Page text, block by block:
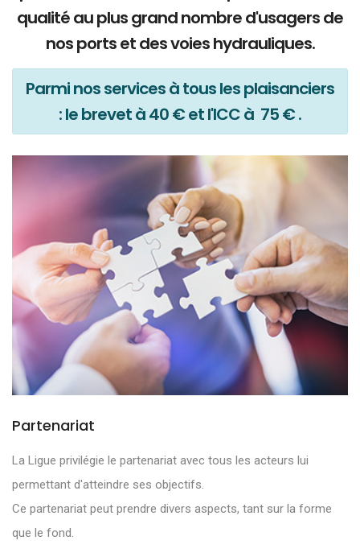
qualité au plus grand nombre d'usagers de
nos ports et des voies hydrauliques.
Parmi nos services à tous les plaisanciers
: le brevet à 40 € et l'ICC à 75 € .
Partenariat
La Ligue privilégie le partenariat avec tous les acteurs lui
permettant d'atteindre ses objectifs.
Ce partenariat peut prendre divers aspects, tant sur la forme
que le fond.